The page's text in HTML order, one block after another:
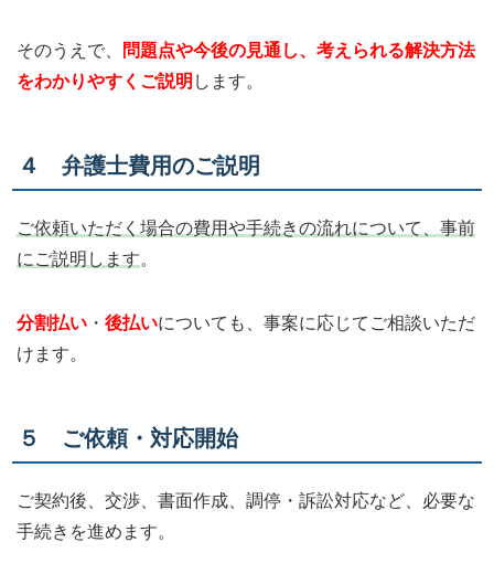
そのうえで、 問題点や今後の見通し、考えられる解決方法
をわかりやすくご説明 します。
４ 弁護士費用のご説明
ご依頼いただく場合の費用や手続きの流れについて、事前
にご説明します。
分割払い ・後払いについても、事案に応じてご相談いただ
けます。
５ ご依頼・対応開始
ご契約後、交渉、書面作成、調停・訴訟対応など、必要な
手続きを進めます。